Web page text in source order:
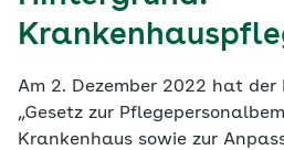
Am 2. Dezember 2022 hat der
„Gesetz zur
Krankenhaus sowie zur